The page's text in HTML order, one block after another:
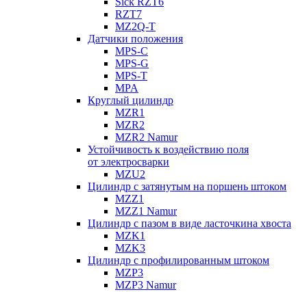
RZT7
MZ2Q-T
Датчики положения
MPS-C
MPS-G
MPS-T
MPA
Круглый цилиндр
MZR1
MZR2
MZR2 Namur
Устойчивость к воздействию поля
от электросварки
MZU2
Цилиндр с затянутым на поршень штоком
MZZ1
MZZ1 Namur
Цилиндр с пазом в виде ласточкина хвоста
MZK1
MZK3
Цилиндр с профилированным штоком
MZP3
MZP3 Namur